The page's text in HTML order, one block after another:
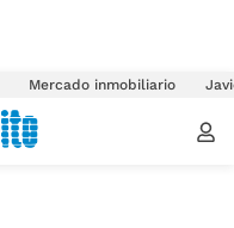
Mercado inmobiliario